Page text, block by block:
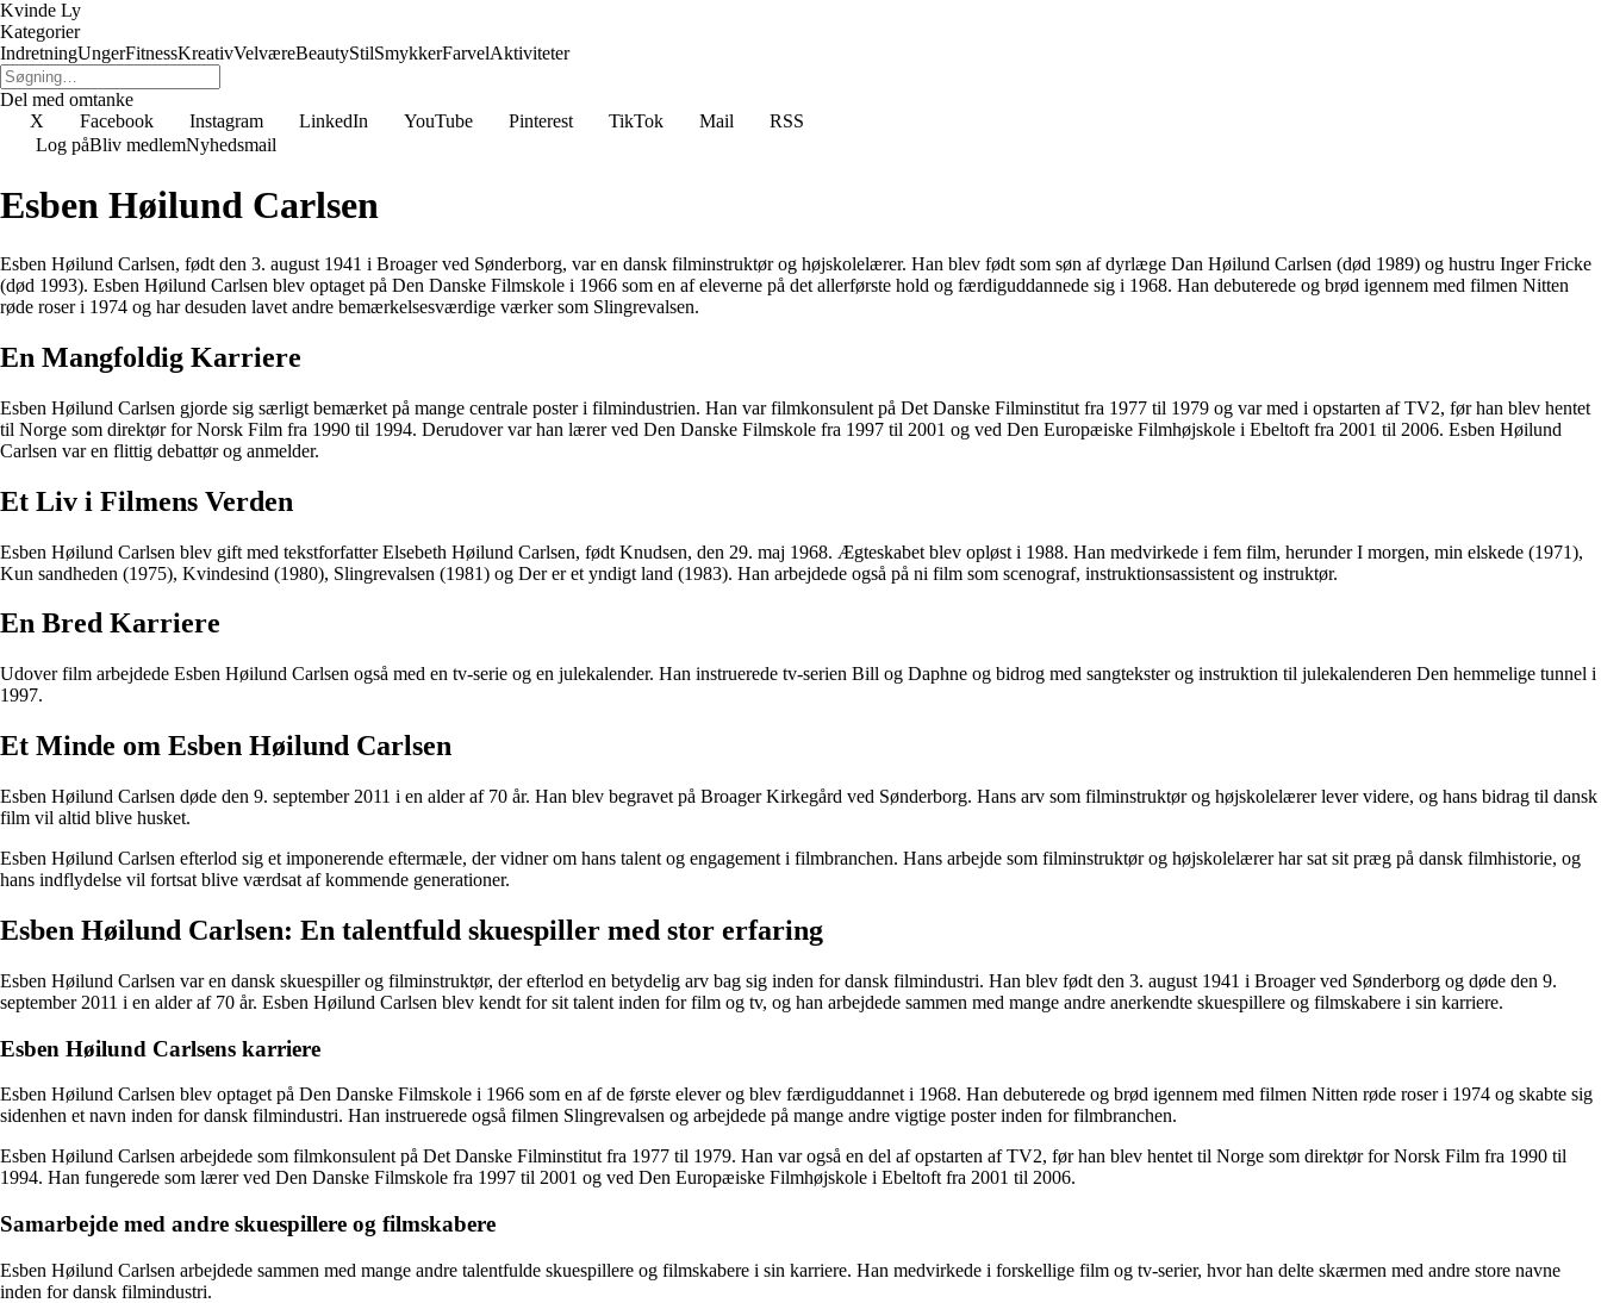
Kvinde Ly
Kategorier
IndretningUngerFitnessKreativVelværeBeautyStilSmykkerFarvelAktiviteter
Del med omtanke
X
Facebook Instagram LinkedIn YouTube Pinterest TikTok Mail
RSS
Log påBliv medlemNyhedsmail
Esben Høilund Carlsen
Esben Høilund Carlsen, født den 3. august 1941 i Broager ved Sønderborg, var en dansk filminstruktør og højskolelærer. Han blev født som søn af dyrlæge Dan Høilund Carlsen (død 1989) og hustru Inger Fricke
(død 1993). Esben Høilund Carlsen blev optaget på Den Danske Filmskole i 1966 som en af eleverne på det allerførste hold og færdiguddannede sig i 1968. Han debuterede og brød igennem med filmen Nitten
røde roser i 1974 og har desuden lavet andre bemærkelsesværdige værker som Slingrevalsen.
En Mangfoldig Karriere
Esben Høilund Carlsen gjorde sig særligt bemærket på mange centrale poster i filmindustrien. Han var filmkonsulent på Det Danske Filminstitut fra 1977 til 1979 og var med i opstarten af TV2, før han blev hentet
til Norge som direktør for Norsk Film fra 1990 til 1994. Derudover var han lærer ved Den Danske Filmskole fra 1997 til 2001 og ved Den Europæiske Filmhøjskole i Ebeltoft fra 2001 til 2006. Esben Høilund
Carlsen var en flittig debattør og anmelder.
Et Liv i Filmens Verden
Esben Høilund Carlsen blev gift med tekstforfatter Elsebeth Høilund Carlsen, født Knudsen, den 29. maj 1968. Ægteskabet blev opløst i 1988. Han medvirkede i fem film, herunder I morgen, min elskede (1971),
Kun sandheden (1975), Kvindesind (1980), Slingrevalsen (1981) og Der er et yndigt land (1983). Han arbejdede også på ni film som scenograf, instruktionsassistent og instruktør.
En Bred Karriere
Udover film arbejdede Esben Høilund Carlsen også med en tv-serie og en julekalender. Han instruerede tv-serien Bill og Daphne og bidrog med sangtekster og instruktion til julekalenderen Den hemmelige tunnel i
1997.
Et Minde om Esben Høilund Carlsen
Esben Høilund Carlsen døde den 9. september 2011 i en alder af 70 år. Han blev begravet på Broager Kirkegård ved Sønderborg. Hans arv som filminstruktør og højskolelærer lever videre, og hans bidrag til dansk
film vil altid blive husket.
Esben Høilund Carlsen efterlod sig et imponerende eftermæle, der vidner om hans talent og engagement i filmbranchen. Hans arbejde som filminstruktør og højskolelærer har sat sit præg på dansk filmhistorie, og
hans indflydelse vil fortsat blive værdsat af kommende generationer.
Esben Høilund Carlsen: En talentfuld skuespiller med stor erfaring
Esben Høilund Carlsen var en dansk skuespiller og filminstruktør, der efterlod en betydelig arv bag sig inden for dansk filmindustri. Han blev født den 3. august 1941 i Broager ved Sønderborg og døde den 9.
september 2011 i en alder af 70 år. Esben Høilund Carlsen blev kendt for sit talent inden for film og tv, og han arbejdede sammen med mange andre anerkendte skuespillere og filmskabere i sin karriere.
Esben Høilund Carlsens karriere
Esben Høilund Carlsen blev optaget på Den Danske Filmskole i 1966 som en af de første elever og blev færdiguddannet i 1968. Han debuterede og brød igennem med filmen Nitten røde roser i 1974 og skabte sig
sidenhen et navn inden for dansk filmindustri. Han instruerede også filmen Slingrevalsen og arbejdede på mange andre vigtige poster inden for filmbranchen.
Esben Høilund Carlsen arbejdede som filmkonsulent på Det Danske Filminstitut fra 1977 til 1979. Han var også en del af opstarten af TV2, før han blev hentet til Norge som direktør for Norsk Film fra 1990 til
1994. Han fungerede som lærer ved Den Danske Filmskole fra 1997 til 2001 og ved Den Europæiske Filmhøjskole i Ebeltoft fra 2001 til 2006.
Samarbejde med andre skuespillere og filmskabere
Esben Høilund Carlsen arbejdede sammen med mange andre talentfulde skuespillere og filmskabere i sin karriere. Han medvirkede i forskellige film og tv-serier, hvor han delte skærmen med andre store navne
inden for dansk filmindustri.